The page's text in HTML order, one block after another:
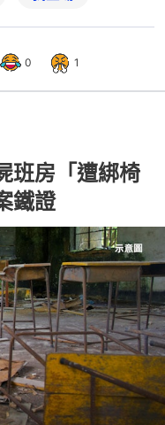
0 1
班房「遭綁椅
鐵證